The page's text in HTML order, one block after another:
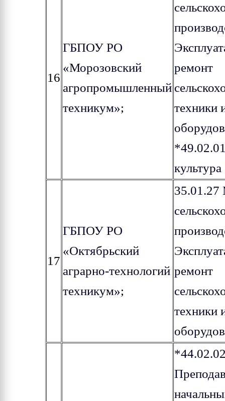
16
ГБПОУ РО
«Морозовский
агропромышленный
техникум»;
ремонт
техники
культура
17
ГБПОУ РО
«Октябрьский
аграрно-технологий
техникум»;
35.01.27
ремонт
техники